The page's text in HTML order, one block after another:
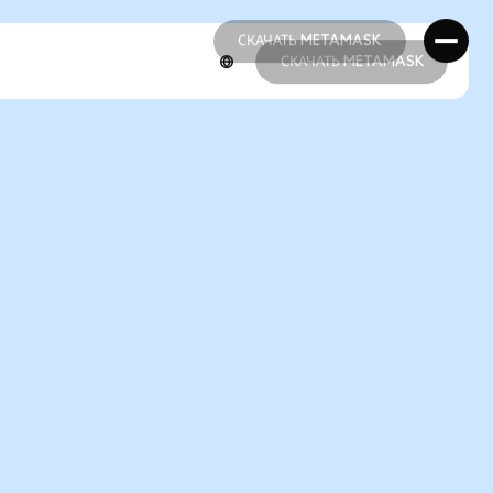
СКАЧАТЬ METAMASK
СКАЧАТЬ METAMASK
СКАЧАТЬ METAMASK